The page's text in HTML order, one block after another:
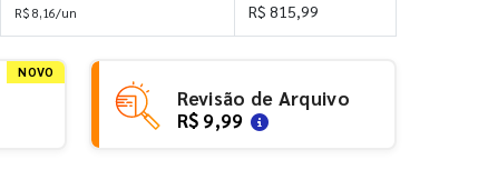
R$ 8,16/un R$ 815,99
NOVO
Revisão de Arquivo
R$ 9,99